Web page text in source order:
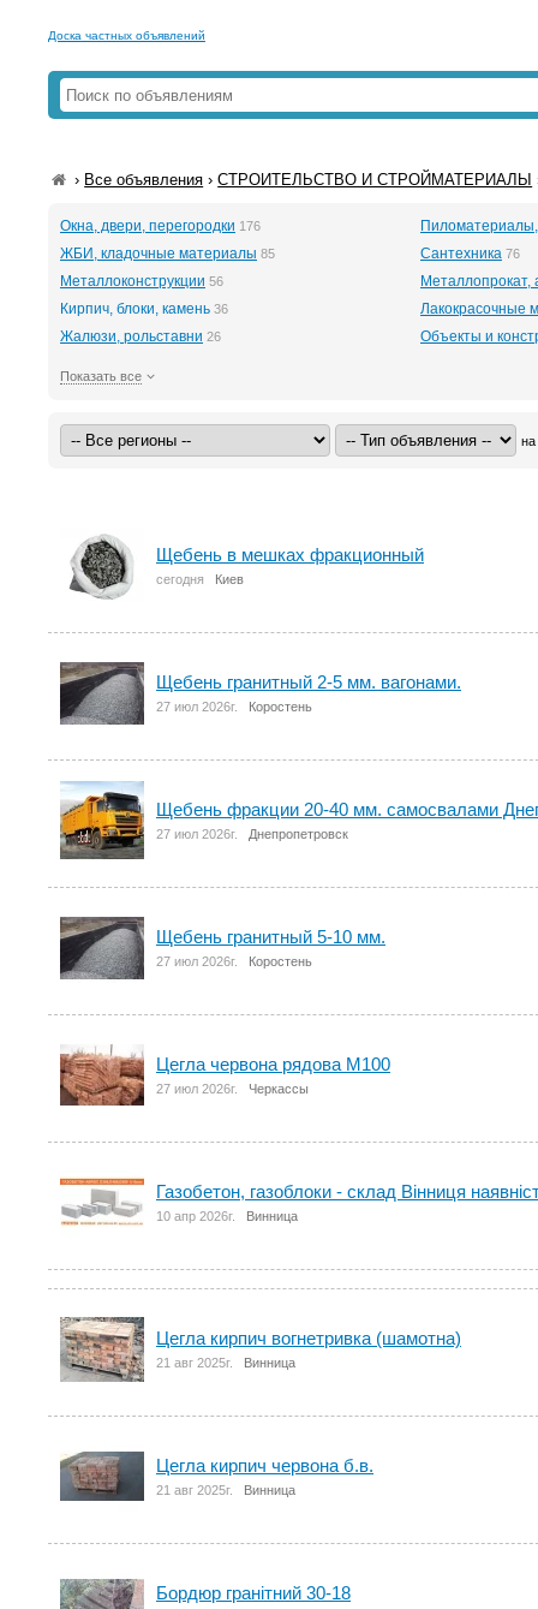
Доска частных объявлений
› Все объявления ›СТРОИТЕЛЬСТВО И СТРОЙМАТЕРИАЛЫ
Окна, двери, перегородки 176
ЖБИ, кладочные материалы 85 Сантехника 76
Металлоконструкции 56
Металлопрокат,
Кирпич, блоки, камень 36
Лакокрасочные
Жалюзи, рольставни 26 Объекты и
Показать все
на
Щебень в мешках фракционный
сегодня Киев
Щебень гранитный 2-5 мм. вагонами.
27 июл 2026г. Коростень
Щебень фракции 20-40 мм. самосвалами
27 июл 2026г. Днепропетровск
Щебень гранитный 5-10 мм.
27 июл 2026г. Коростень
Цегла червона рядова М100
27 июл 2026г. Черкассы
Газобетон, газоблоки - склад Вінниця
10 апр 2026г. Винница
Цегла кирпич вогнетривка (шамотна)
21 авг 2025г. Винница
Цегла кирпич червона б.в.
21 авг 2025г. Винница
Бордюр гранітний 30-18